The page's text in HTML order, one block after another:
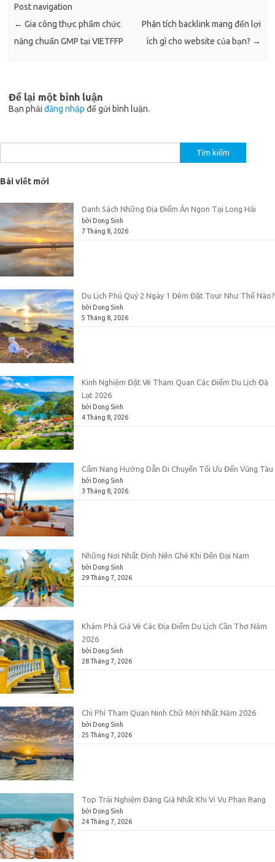
Post navigation
← Gia công thực phẩm chức
năng chuẩn GMP tại VIETFFP
Phân tích backlink mang đến lợi
ích gì cho website của bạn? →
Để lại một bình luận
Bạn phải đăng nhập để gửi bình luận.
kiếm
cho:
Bài viết mới
Danh Sách Những Địa Điểm Ăn Ngon Tại Long Hải
bởi Dong Sinh
7 Tháng 8, 2026
Du Lịch Phú Quý 2 Ngày 1 Đêm Đặt Tour Như Thế Nào?
bởi Dong Sinh
5 Tháng 8, 2026
Kinh Nghiệm Đặt Vé Tham Quan Các Điểm Du Lịch Đà
Lạt 2026
bởi Dong Sinh
4 Tháng 8, 2026
Cẩm Nang Hướng Dẫn Di Chuyển Tối Ưu Đến Vũng Tàu
bởi Dong Sinh
3 Tháng 8, 2026
Những Nơi Nhất Định Nên Ghé Khi Đến Đại Nam
bởi Dong Sinh
29 Tháng 7, 2026
Khám Phá Giá Vé Các Địa Điểm Du Lịch Cần Thơ Năm
2026
bởi Dong Sinh
28 Tháng 7, 2026
Chi Phí Tham Quan Ninh Chữ Mới Nhất Năm 2026
bởi Dong Sinh
25 Tháng 7, 2026
Top Trải Nghiệm Đáng Giá Nhất Khi Vi Vu Phan Rang
bởi Dong Sinh
24 Tháng 7, 2026